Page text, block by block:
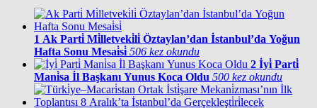
1 Ak Parti̇ Mi̇lletveki̇li̇ Öztaylan’dan İstanbul’da Yoğun
Hafta Sonu Mesai̇si̇ 506 kez okundu
2 İyi̇ Parti̇
Mani̇sa İl Başkanı Yunus Koca Oldu 500 kez okundu